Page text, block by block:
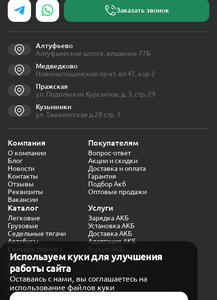
Используем куки для улучшения
работы сайта
Оставаясь с нами, вы соглашаетесь на
использование файлов куки
Заказать звонок
Алтуфьево
Алтуфьевское шоссе, владение 77Б
Медведково
Новомытищинский пр-кт, вл 47, кор 2
Пражская
ул. Подольских Курсантов, д. 3, стр. 29
Кузьминки
ул. Ташкентская д.28 стр. 1
Компания
О компании
Блог
Новости
Контакты
Отзывы
Реквизиты
Вакансии
Покупателям
Вопрос-ответ
Акции и скидки
Доставка и оплата
Гарантия
Подбор Акб
Оптовые продажи
Каталог
Легковые
Грузовые
Седельные тягачи
Автобусы
Сельхоз. техника
Экскаваторы
Автокраны
Услуги
Зарядка АКБ
Установка АКБ
Доставка АКБ
Адаптация АКБ
Выкуп АКБ
Проверка генератора
Политика конфиденциальности
Обработка персональных данных
Согласие на обработку в «Яндекс.Метрика»
Карта сайта